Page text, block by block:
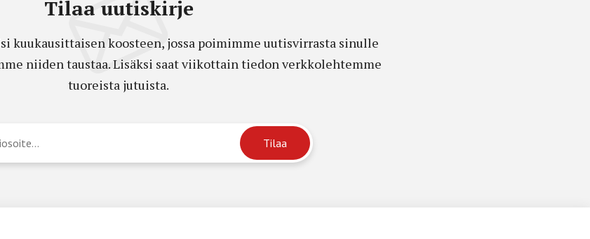
Tilaa uutiskirje
kuukausittaisen koosteen, jossa poimimme uutisvirrasta sinulle
niiden taustaa. Lisäksi saat viikottain tiedon verkkolehtemme
tuoreista jutuista.